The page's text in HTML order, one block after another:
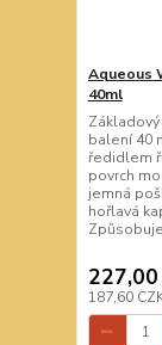
Aqueous
40ml
balení 40
ředidlem
povrch
jemná
hořlavá
227,00
187,60